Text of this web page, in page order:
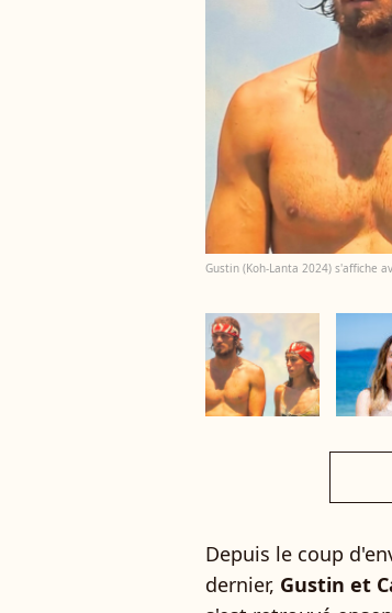
Gustin (Koh-Lanta 2024) s'affiche
Depuis le coup
dernier, Gustin et